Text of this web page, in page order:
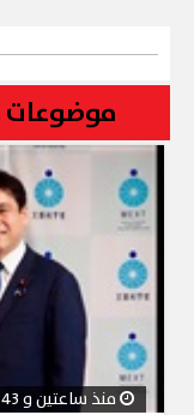
موضوعات
منذ ساعتين و 43 دقيقة